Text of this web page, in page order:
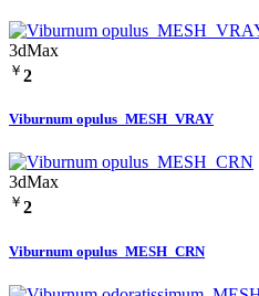
3dMax
￥ 2
Viburnum opulus_MESH_VRAY
3dMax
￥ 2
Viburnum opulus_MESH_CRN